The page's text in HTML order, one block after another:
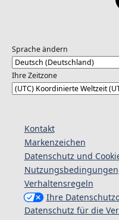
Sprache ändern
Ihre Zeitzone
Kontakt
Markenzeichen
Datenschutz und
Nutzungsbedingungen
Verhaltensregeln
Ihre
Datenschutz für die